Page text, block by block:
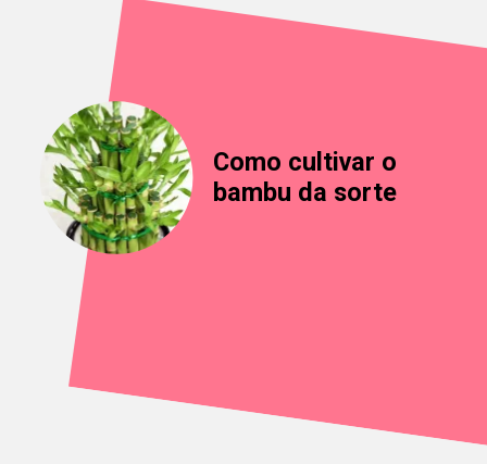
Como cultivar o
bambu da sorte